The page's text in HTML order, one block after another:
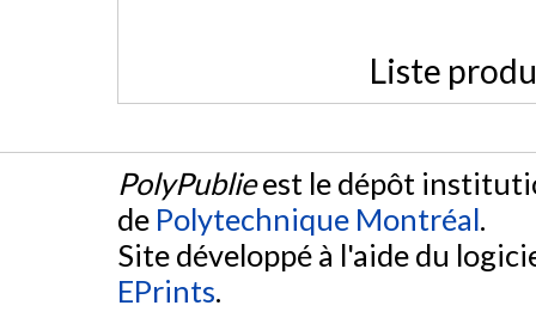
Liste
PolyPublieest le dépôt
de Polytechnique Montréal.
Site développé à l'aide du
EPrints.